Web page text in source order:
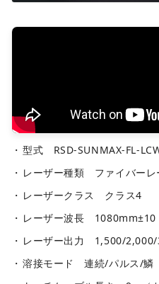
型式 RSD-SUNMAX-FL-
レーザー種類 ファイバーレ
レーザークラス クラス4
レーザー波長 1080mm±10
レーザー出力 1,500/2,000/
溶接モード 連続/パルス/鱗